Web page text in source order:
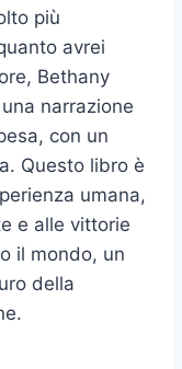
più
avrei
Bethany
narrazione
con un
Questo libro è
umana,
e alle vittorie
il mondo, un
della